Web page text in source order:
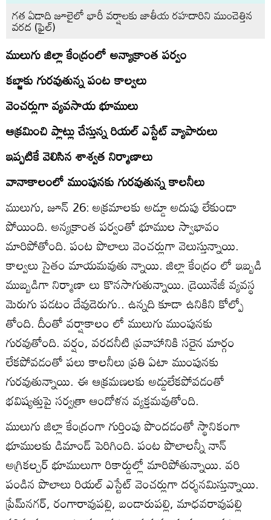
గత ఏడాది జూలైలో భారీ వర్షాలకు జాతీయ రహదారిని ముంచెత్తిన
వరద (ఫైల్‌)
ములుగు జిల్లా కేంద్రంలో అన్యాక్రాంత పర్వం
కబ్జాకు గురవుతున్న పంట కాల్వలు
వెంచర్లుగా వ్యవసాయ భూములు
ఆక్రమించి ప్లాట్లు చేస్తున్న రియల్‌ ఎస్టేట్‌ వ్యాపారులు
ఇప్పటికే వెలిసిన శాశ్వత నిర్మాణాలు
వానాకాలంలో ముంపునకు గురవుతున్న కాలనీలు
ములుగు, జూన్‌ 26: అక్రమాలకు అడ్డూ అదుపు లేకుండా
పోయింది. అన్యక్రాంత పర్వంతో భూముల స్వాభావం
మారిపోతోంది. పంట పొలాలు వెంచర్లుగా వెలుస్తున్నాయి.
కాల్వలు సైతం మాయమవుతు న్నాయి. జిల్లా కేంద్రం లో ఇబ్బడి
ముబ్బడిగా నిర్మాణా లు కొనసాగుతున్నాయి. డ్రెయినేజీ వ్యవస్థ
మెరుగు పడటం దేవుడెరుగు.. ఉన్నది కూడా ఉనికిని కోల్పో
తోంది. దీంతో వర్షాకాలం లో ములుగు ముంపునకు
గురవుతోంది. వర్షం, వరదనీటి ప్రవాహానికి సరైన మార్గం
లేకపోవడంతో పలు కాలనీలు ప్రతి ఏటా ముంపునకు
గురవుతున్నాయి. ఈ ఆక్రమణలకు అడ్డులేకపోవడంతో
భవిష్యత్తుపై సర్వత్రా ఆందోళన వ్యక్తమవుతోంది.
ములుగు జిల్లా కేంద్రంగా గుర్తింపు పొందడంతో స్థానికంగా
భూములకు డిమాండ్‌ పెరిగింది. పంట పొలాలన్నీ నాన్‌
అగ్రికల్చర్‌ భూములుగా రికార్డుల్లో మారిపోతున్నాయి. వరి
పండిన పొలాలు రియల్‌ ఎస్టేట్‌ వెంచర్లుగా దర్శనమిస్తున్నాయి.
ప్రేమ్‌నగర్‌, రంగారావుపల్లి, బండారుపల్లి, మాధవరావుపల్లి